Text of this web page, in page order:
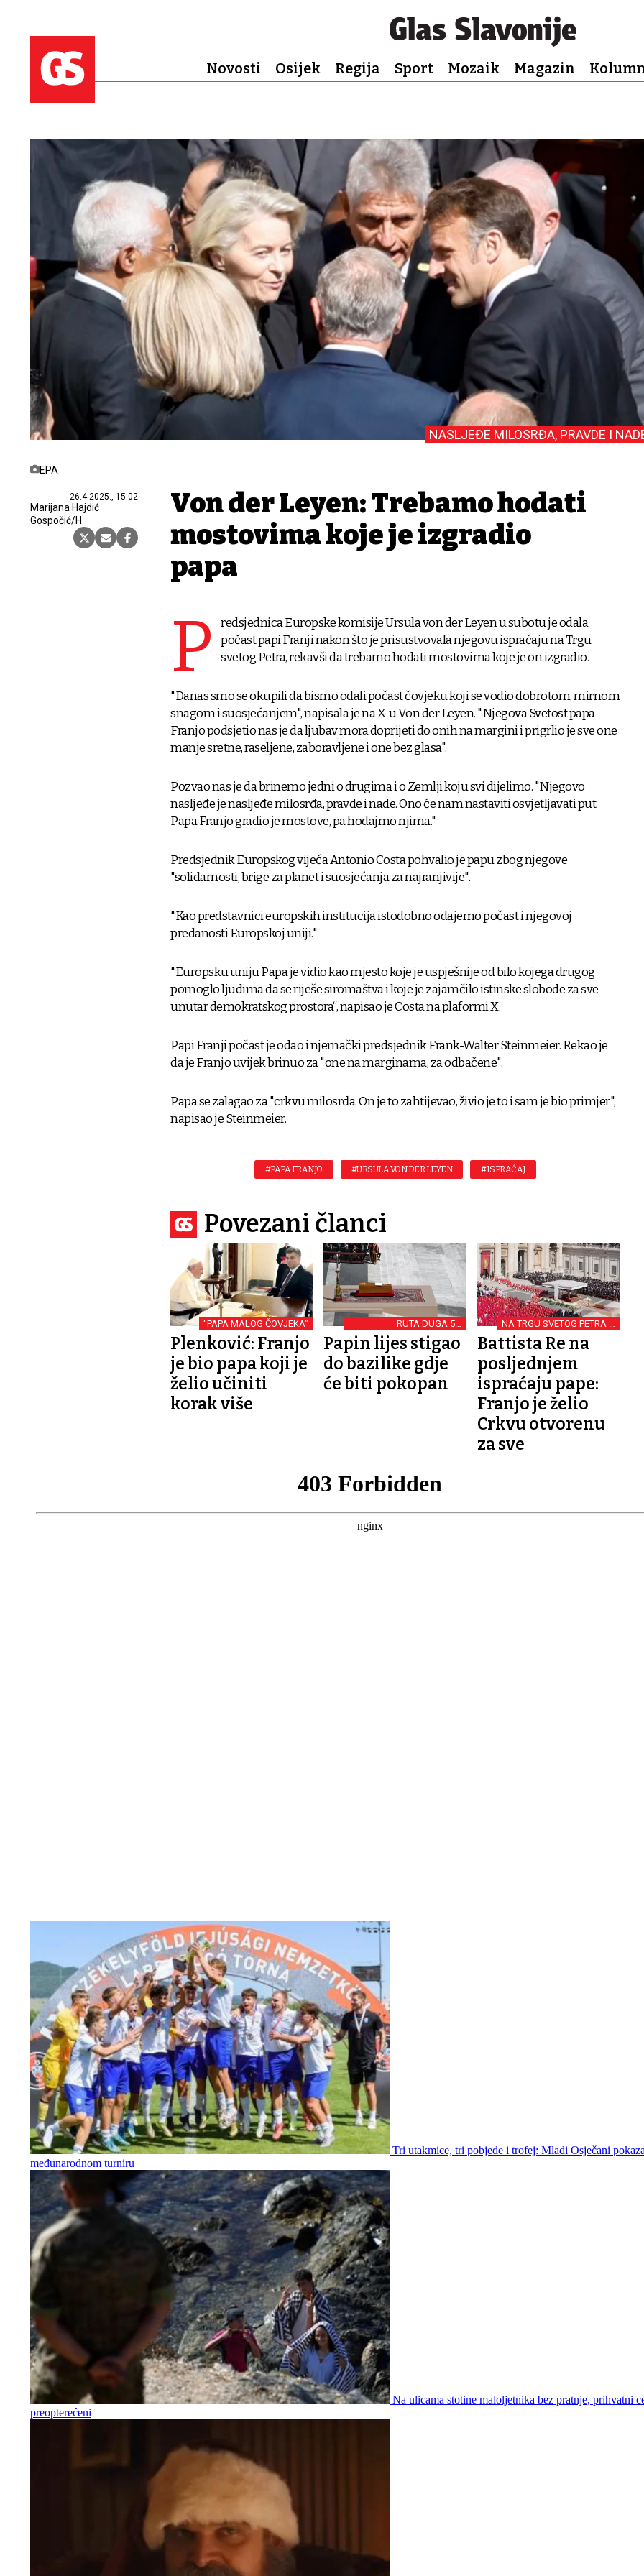
Novosti Osijek Regija Sport Mozaik Magazin
EPA
26.4.2025., 15:02
Marijana Hajdić
Gospočić/H
NASLJEĐE MILOSRĐA, PRAVDE I
Von der Leyen: Trebamo hodati
mostovima koje je izgradio
papa
P
redsjednica Europske komisije Ursula von der Leyen u subotu je odala
počast papi Franji nakon što je prisustvovala njegovu ispraćaju na Trgu
svetog Petra, rekavši da trebamo hodati mostovima koje je on izgradio.
"Danas smo se okupili da bismo odali počast čovjeku koji se vodio dobrotom, mirnom
snagom i suosjećanjem", napisala je na X-u Von der Leyen. "Njegova Svetost papa
Franjo podsjetio nas je da ljubav mora doprijeti do onih na margini i prigrlio je sve one
manje sretne, raseljene, zaboravljene i one bez glasa".
Pozvao nas je da brinemo jedni o drugima i o Zemlji koju svi dijelimo. "Njegovo
nasljeđe je nasljeđe milosrđa, pravde i nade. Ono će nam nastaviti osvjetljavati put.
Papa Franjo gradio je mostove, pa hodajmo njima."
Predsjednik Europskog vijeća Antonio Costa pohvalio je papu zbog njegove
"solidarnosti, brige za planet i suosjećanja za najranjivije".
"Kao predstavnici europskih institucija istodobno odajemo počast i njegovoj
predanosti Europskoj uniji."
"Europsku uniju Papa je vidio kao mjesto koje je uspješnije od bilo kojega drugog
pomoglo ljudima da se riješe siromaštva i koje je zajamčilo istinske slobode za sve
unutar demokratskog prostora“, napisao je Costa na plaformi X.
Papi Franji počast je odao i njemački predsjednik Frank-Walter Steinmeier. Rekao je
da je Franjo uvijek brinuo za "one na marginama, za odbačene".
Papa se zalagao za "crkvu milosrđa. On je to zahtijevao, živio je to i sam je bio primjer",
napisao je Steinmeier.
#PAPA FRANJO #URSULA VON DER LEYEN #ISPRAĆAJ
Povezani članci
"PAPA MALOG ČOVJEKA"
Plenković: Franjo
je bio papa koji je
želio učiniti
korak više
RUTA DUGA 5,5
KILOMETARA
Papin lijes stigao
do bazilike gdje
će biti pokopan
NA TRGU SVETOG PETRA U
VATIKANU
Battista Re na
posljednjem
ispraćaju pape:
Franjo je želio
Crkvu otvorenu
za sve
Tri utakmice, tri pobjede i trofej: Mladi Osječani
međunarodnom turniru
Na ulicama stotine maloljetnika bez pratnje, prihvatni
preopterećeni